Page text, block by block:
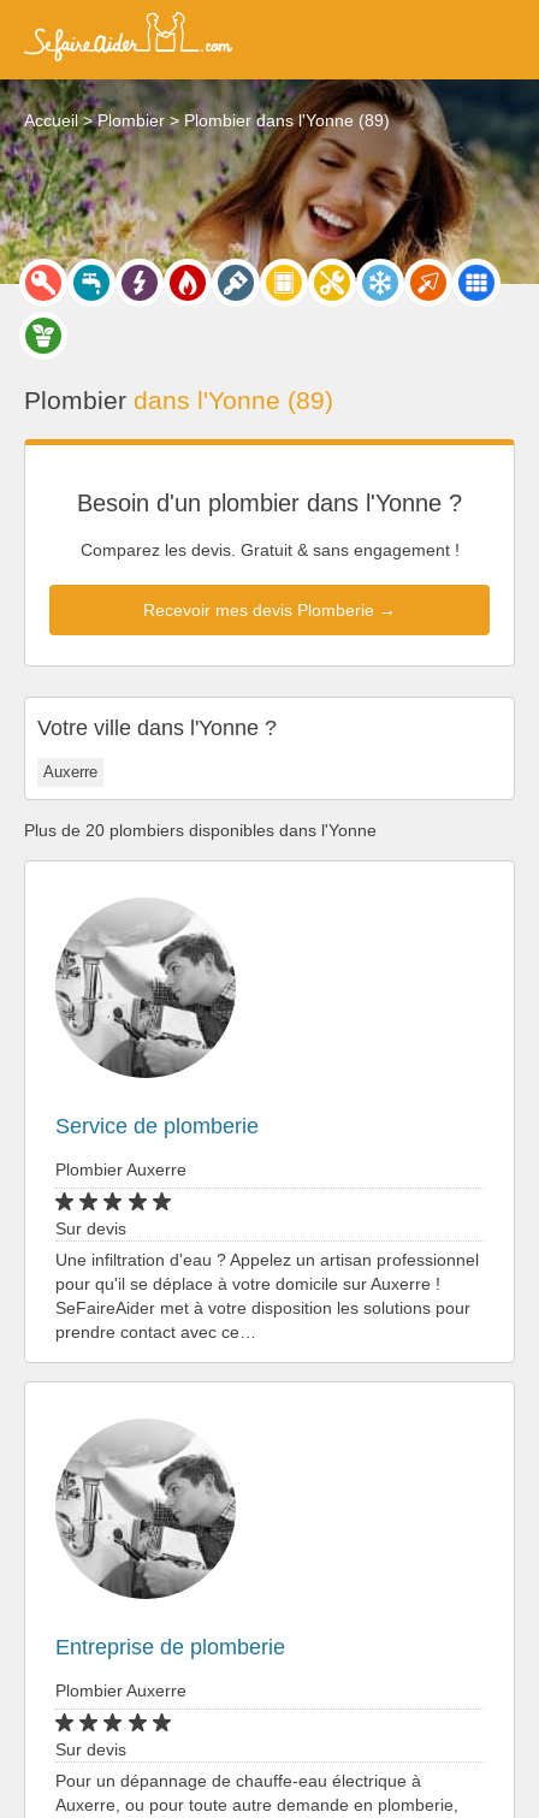
Accueil Plombier Plombier dans l'Yonne (89)
Plombier dans l'Yonne (89)
Besoin d'un plombier dans l'Yonne ?
Comparez les devis. Gratuit & sans engagement !
Recevoir mes devis Plomberie →
Votre ville dans l'Yonne ?
Auxerre
Plus de 20 plombiers disponibles dans l'Yonne
Service de plomberie
Plombier Auxerre
Sur devis
Une infiltration d'eau ? Appelez un artisan professionnel
pour qu'il se déplace à votre domicile sur Auxerre !
SeFaireAider met à votre disposition les solutions pour
prendre contact avec ce…
Entreprise de plomberie
Plombier Auxerre
Sur devis
Pour un dépannage de chauffe-eau électrique à
Auxerre, ou pour toute autre demande en plomberie,